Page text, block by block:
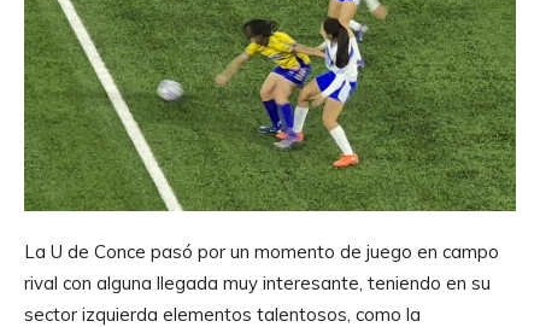
La U de Conce pasó por un momento de juego en campo
rival con alguna llegada muy interesante, teniendo en su
sector izquierda elementos talentosos, como la